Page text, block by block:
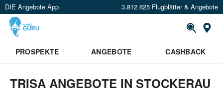
DIE Angebote App 3.812.625 Flugblätter & Angebote
PROSPEKTE
ANGEBOTE CASHBACK
TRISA ANGEBOTE IN STOCKERAU